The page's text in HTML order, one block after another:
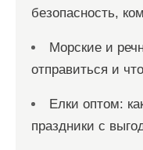
безопасность,
Морские и
отправиться и
Елки оптом:
праздники с